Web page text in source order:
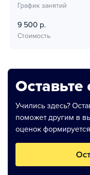
График занятий
9 500 р.
Стоимость
Оставьте
Учились здесь?
поможет другим в
оценок